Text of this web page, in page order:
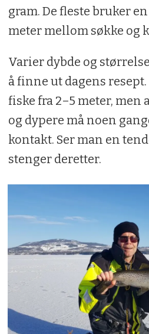
gram. De fleste bruker
meter mellom søkke og
Varier dybde og
å finne ut dagens
fiske fra 2–5 meter, men
og dypere må noen
kontakt. Ser man en
stenger deretter.